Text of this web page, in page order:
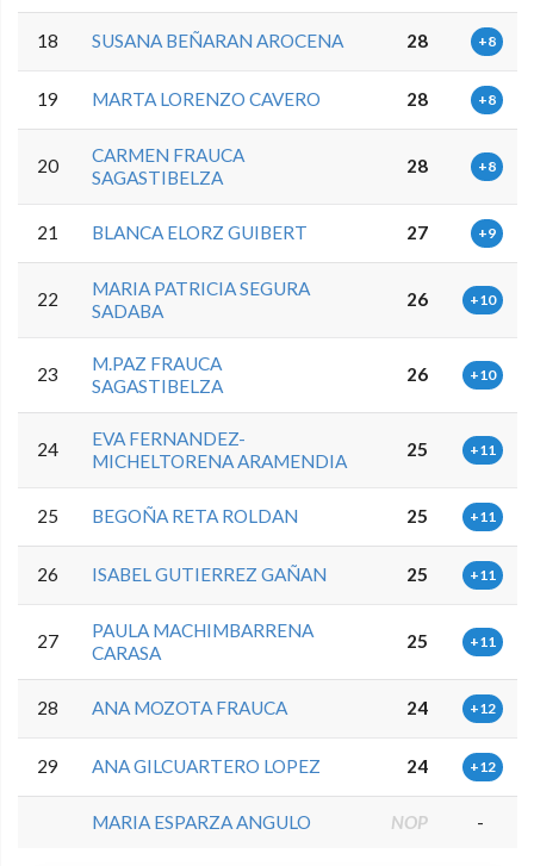
18 SUSANA BEÑARAN AROCENA 28 +8
19 MARTA LORENZO CAVERO 28 +8
20
CARMEN FRAUCA
SAGASTIBELZA
28 +8
21 BLANCA ELORZ GUIBERT 27 +9
22
MARIA PATRICIA SEGURA
SADABA
26 +10
23
M.PAZ FRAUCA
SAGASTIBELZA
26 +10
24
EVA FERNANDEZ-
MICHELTORENA ARAMENDIA
25 +11
25 BEGOÑA RETA ROLDAN 25 +11
26 ISABEL GUTIERREZ GAÑAN 25 +11
27
PAULA MACHIMBARRENA
CARASA
25 +11
28 ANA MOZOTA FRAUCA 24 +12
29 ANA GILCUARTERO LOPEZ 24 +12
MARIA ESPARZA ANGULO NOP -